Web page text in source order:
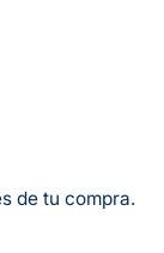
de tu compra.